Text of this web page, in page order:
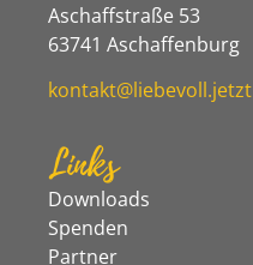
Aschaffstraße 53
63741 Aschaffenburg
kontakt@liebevoll.jetzt
Links
Downloads
Spenden
Partner